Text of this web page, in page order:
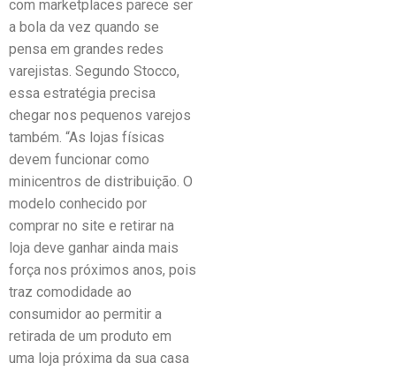
com marketplaces parece ser
a bola da vez quando se
pensa em grandes redes
varejistas. Segundo Stocco,
essa estratégia precisa
chegar nos pequenos varejos
também. “As lojas físicas
devem funcionar como
minicentros de distribuição. O
modelo conhecido por
comprar no site e retirar na
loja deve ganhar ainda mais
força nos próximos anos, pois
traz comodidade ao
consumidor ao permitir a
retirada de um produto em
uma loja próxima da sua casa